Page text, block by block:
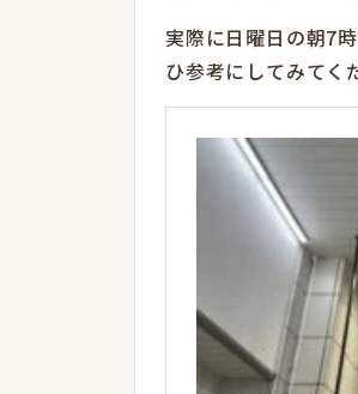
実際に日曜日の朝7
ひ参考にしてみてく